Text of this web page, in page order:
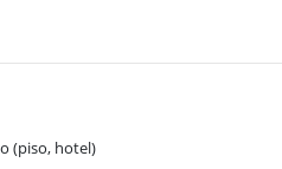
(piso, hotel)